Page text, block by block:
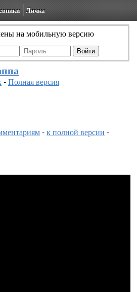
Личка
на мобильную версию
-Полная версия
-к полной версии -